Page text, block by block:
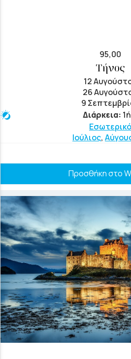
95,00
Τήνος
12
26
9
Διάρκεια:
Εσωτερικό
Ιούλιος,
Προσθήκη στο